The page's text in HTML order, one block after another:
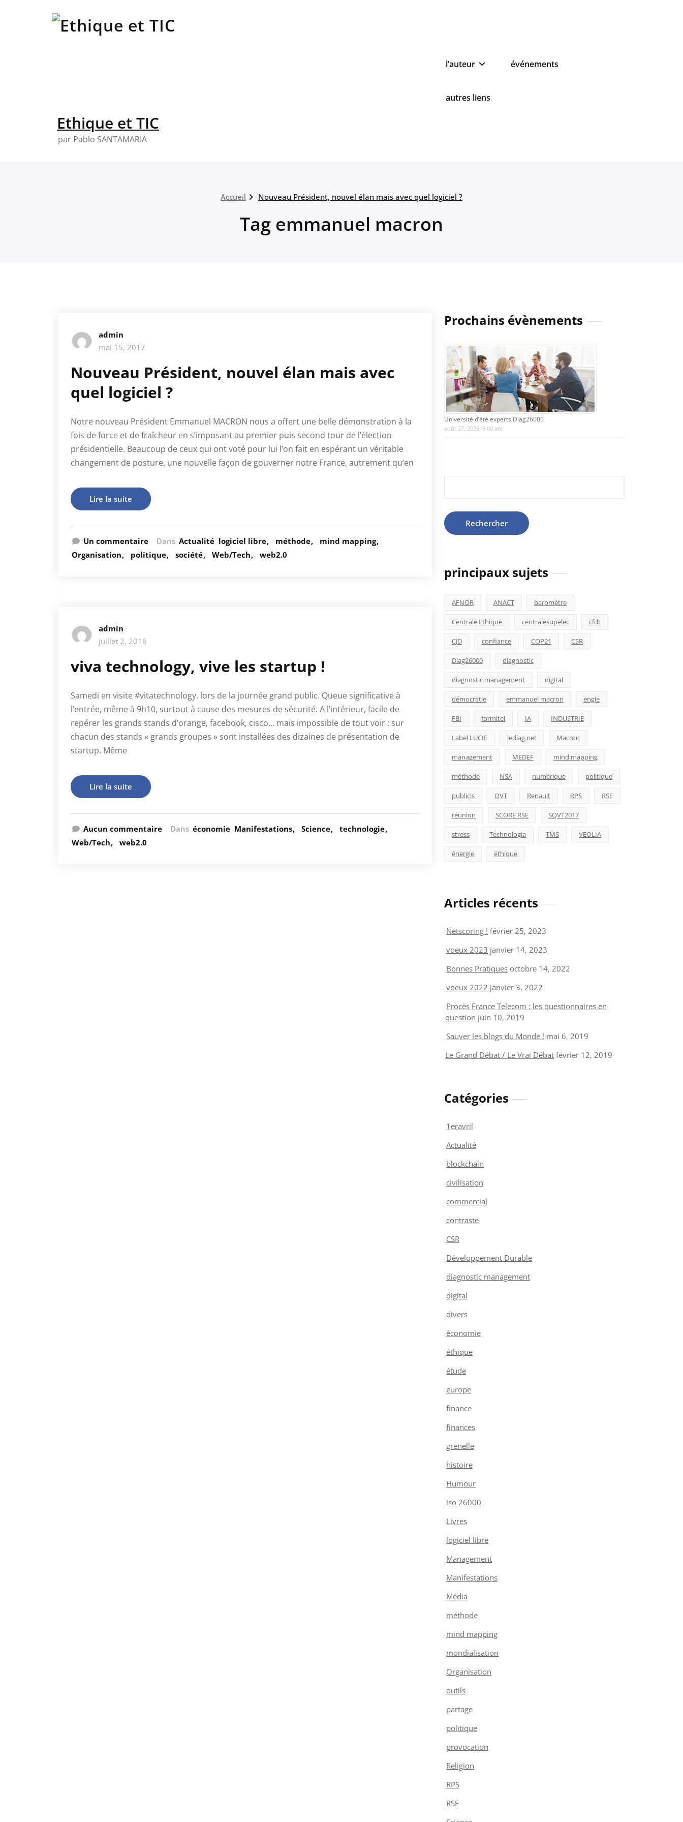
Ethique et TIC
par Pablo SANTAMARIA
l’auteur événements
autres liens
Accueil Nouveau Président, nouvel élan mais avec quel logiciel ?
Tag emmanuel macron
admin
mai 15, 2017
Nouveau Président, nouvel élan mais avec
quel logiciel ?
Notre nouveau Président Emmanuel MACRON nous a offert une belle démonstration à la
fois de force et de fraîcheur en s’imposant au premier puis second tour de l’élection
présidentielle. Beaucoup de ceux qui ont voté pour lui l’on fait en espérant un véritable
changement de posture, une nouvelle façon de gouverner notre France, autrement qu’en
Lire la suite
Un commentaire Dans Actualité logiciel libre méthode
mind mapping
Organisation
politique société Web/Tech web2.0
admin
juillet 2, 2016
viva technology, vive les startup !
Samedi en visite #vitatechnology, lors de la journée grand public. Queue significative à
l’entrée, même à 9h10, surtout à cause des mesures de sécurité. A l’intérieur, facile de
repérer les grands stands d’orange, facebook, cisco… mais impossible de tout voir : sur
chacun des stands « grands groupes » sont installées des dizaines de présentation de
startup. Même
Lire la suite
Aucun commentaire Dans économie Manifestations Science
technologie
Web/Tech
web2.0
Prochains évènements
Université d’été experts Diag26000
août 27, 2026, 9:00 am
principaux sujets
AFNOR ANACT baromètre
Centrale Ethique centralesupelec cfdt
CJD confiance COP21 CSR
Diag26000 diagnostic
diagnostic management digital
démocratie emmanuel macron engie
FBI formitel IA INDUSTRIE
Label LUCIE lediag.net Macron
management MEDEF mind mapping
méthode NSA numérique politique
publicis QVT Renault RPS RSE
réunion SCORE RSE SQVT2017
stress Technologia TMS VEOLIA
énergie éthique
Articles récents
Netscoring ! février 25, 2023
voeux 2023 janvier 14, 2023
Bonnes Pratiques octobre 14, 2022
voeux 2022 janvier 3, 2022
Procès France Telecom : les questionnaires en
question juin 10, 2019
Sauver les blogs du Monde ! mai 6, 2019
Le Grand Débat / Le Vrai Débat février 12, 2019
Catégories
1eravril
Actualité
blockchain
civilisation
commercial
contraste
CSR
Développement Durable
diagnostic management
digital
divers
économie
éthique
étude
europe
finance
finances
grenelle
histoire
Humour
iso 26000
Livres
logiciel libre
Management
Manifestations
Média
méthode
mind mapping
mondialisation
Organisation
outils
partage
politique
provocation
Religion
RPS
RSE